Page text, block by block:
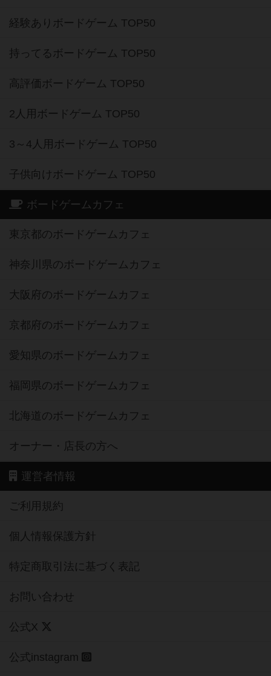
経験ありボードゲーム TOP50
持ってるボードゲーム TOP50
高評価ボードゲーム TOP50
2人用ボードゲーム TOP50
3～4人用ボードゲーム TOP50
子供向けボードゲーム TOP50
ボードゲームカフェ
東京都のボードゲームカフェ
神奈川県のボードゲームカフェ
大阪府のボードゲームカフェ
京都府のボードゲームカフェ
愛知県のボードゲームカフェ
福岡県のボードゲームカフェ
北海道のボードゲームカフェ
オーナー・店長の方へ
運営者情報
ご利用規約
個人情報保護方針
特定商取引法に基づく表記
お問い合わせ
公式X
公式instagram